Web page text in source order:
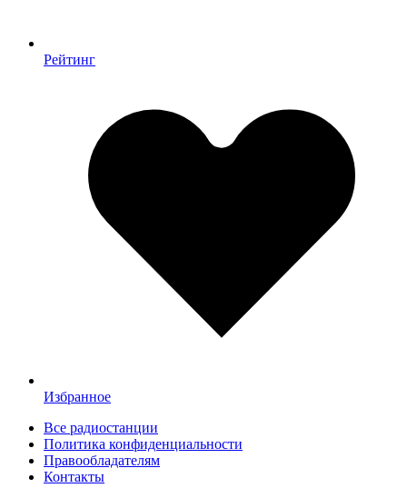
Рейтинг
Избранное
Все радиостанции
Политика конфиденциальности
Правообладателям
Контакты